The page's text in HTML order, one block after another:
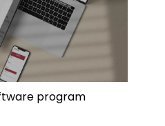
program